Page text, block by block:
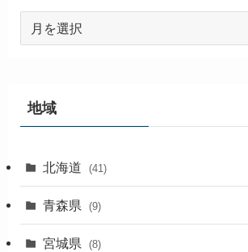
ブ
地域
北海道 (41)
(27)
(2)
青森県 (9)
宮城県 (8)